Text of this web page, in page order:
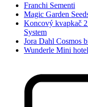
Franchi Sementi
Magic Garden
Koncový kvapkač
System
Jora Dahl Cosmos
Wunderle Mini